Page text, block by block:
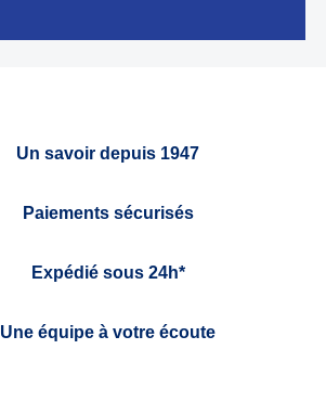
Un savoir depuis 1947
Paiements sécurisés
Expédié sous 24h*
Une équipe à votre écoute